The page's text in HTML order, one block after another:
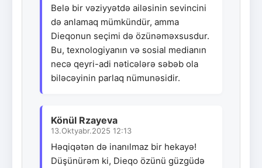
Belə bir vəziyyətdə ailəsinin sevincini
də anlamaq mümkündür, amma
Dieqonun seçimi də özünəməxsusdur.
Bu, texnologiyanın və sosial medianın
necə qeyri-adi nəticələrə səbəb ola
biləcəyinin parlaq nümunəsidir.
Könül Rzayeva
13.Oktyabr.2025 12:13
Həqiqətən də inanılmaz bir hekayə!
Düşünürəm ki, Dieqo özünü güzgüdə